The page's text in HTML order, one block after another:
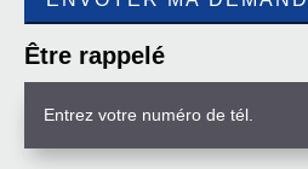
Être rappelé